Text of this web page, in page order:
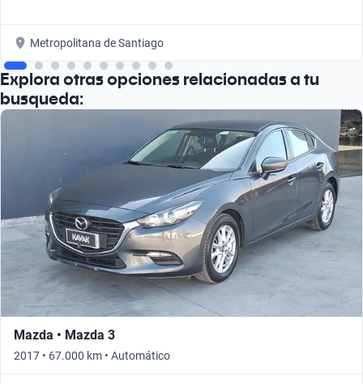
Metropolitana de Santiago
Explora otras opciones relacionadas a tu
busqueda:
Mazda • Mazda 3
2017 • 67.000 km • Automático